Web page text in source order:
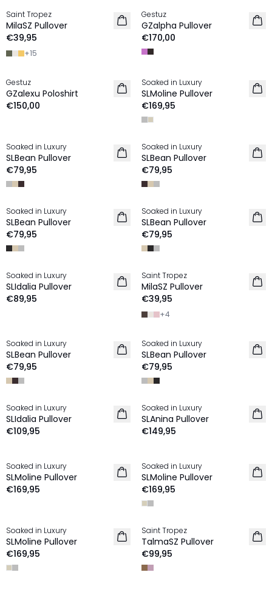
NIEUW
Saint Tropez
MilaSZ Pullover
€39,95
+15
NIEUW
Gestuz
GZalpha Pullover
€170,00
NIEUW
Gestuz
GZalexu Poloshirt
€150,00
NIEUW
Soaked in Luxury
SLMoline Pullover
€169,95
NIEUW
Soaked in Luxury
SLBean Pullover
€79,95
NIEUW
Soaked in Luxury
SLBean Pullover
€79,95
NIEUW
Soaked in Luxury
SLBean Pullover
€79,95
NIEUW
Soaked in Luxury
SLBean Pullover
€79,95
NIEUW
Soaked in Luxury
SLIdalia Pullover
€89,95
NIEUW
Saint Tropez
MilaSZ Pullover
€39,95
+4
NIEUW
Soaked in Luxury
SLBean Pullover
€79,95
NIEUW
Soaked in Luxury
SLBean Pullover
€79,95
NIEUW
Soaked in Luxury
SLIdalia Pullover
€109,95
NIEUW
Soaked in Luxury
SLAnina Pullover
€149,95
NIEUW
Soaked in Luxury
SLMoline Pullover
€169,95
NIEUW
Soaked in Luxury
SLMoline Pullover
€169,95
NIEUW
Soaked in Luxury
SLMoline Pullover
€169,95
NIEUW
Saint Tropez
TalmaSZ Pullover
€99,95